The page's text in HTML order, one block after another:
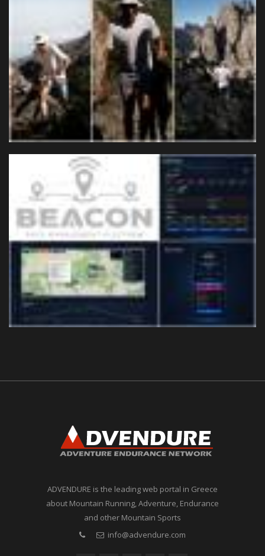
ADVENDURE is the leading web portal in Greece
about Mountain Running, Adventure, Endurance
and other Mountain Sports
info@advendure.com